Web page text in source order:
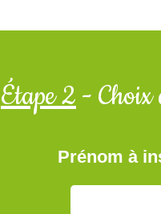
Étape 2- Choix
Prénom à